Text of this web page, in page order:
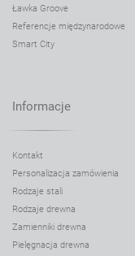
Ławka Groove
Referencje międzynarodowe
Smart City
Informacje
Kontakt
Personalizacja zamówienia
Rodzaje stali
Rodzaje drewna
Zamienniki drewna
Pielęgnacja drewna